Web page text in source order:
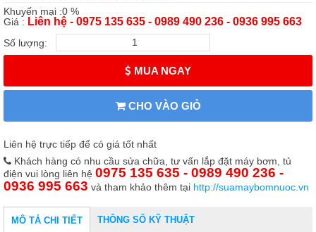
Khuyến mại :0 %
Giá : Liên hệ - 0975 135 635 - 0989 490 236 - 0936 995 663
Số lượng:
MUA NGAY
CHO VÀO GIỎ
Liên hệ trực tiếp để có giá tốt nhất
Khách hàng có nhu cầu sửa chữa, tư vấn lắp đặt máy bơm, tủ
điện vui lòng liên hệ 0975 135 635 - 0989 490 236 -
0936 995 663 và tham khảo thêm tại http://suamaybomnuoc.vn
MÔ TẢ CHI TIẾT THÔNG SỐ KỸ THUẬT